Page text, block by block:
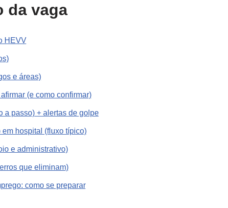
da vaga
HEVV
e áreas)
(e como confirmar)
a passo) + alertas de golpe
hospital (fluxo típico)
e administrativo)
que eliminam)
como se preparar